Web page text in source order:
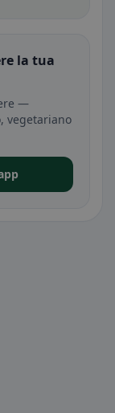
la tua
—
vegetariano